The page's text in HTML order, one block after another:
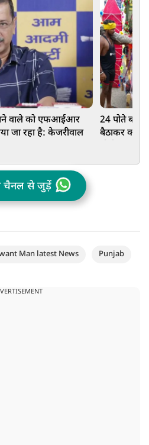
वाले को एफआईआर
जा रहा है: केजरीवाल
24 पोते बने
बैठाकर कराई
चैनल से जुड़ें
Man latest News
Punjab